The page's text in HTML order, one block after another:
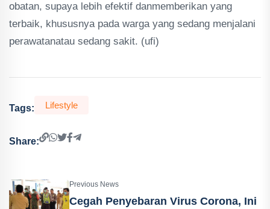
obatan, supaya lebih efektif danmemberikan yang
terbaik, khususnya pada warga yang sedang menjalani
perawatanatau sedang sakit. (ufi)
Tags: Lifestyle
Share:
Previous News
Cegah Penyebaran Virus Corona, Ini